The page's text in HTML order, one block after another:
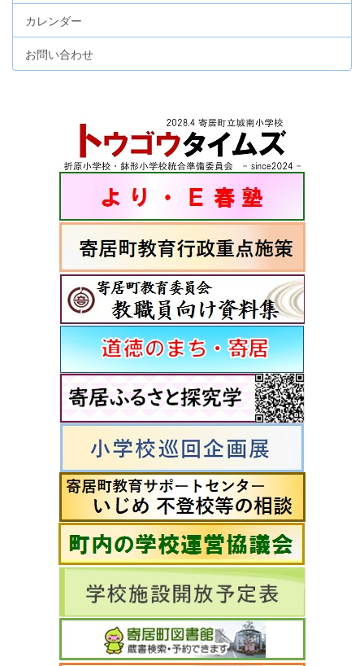
カレンダー
お問い合わせ